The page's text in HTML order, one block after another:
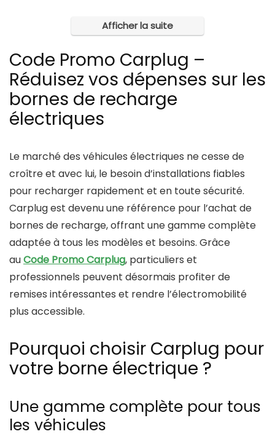
Afficher la suite
Code Promo Carplug –
Réduisez vos dépenses sur les
bornes de recharge
électriques
Le marché des véhicules électriques ne cesse de
croître et avec lui, le besoin d’installations fiables
pour recharger rapidement et en toute sécurité.
Carplug est devenu une référence pour l’achat de
bornes de recharge, offrant une gamme complète
adaptée à tous les modèles et besoins. Grâce
auCode Promo Carplug, particuliers et
professionnels peuvent désormais profiter de
remises intéressantes et rendre l’électromobilité
plus accessible.
Pourquoi choisir Carplug pour
votre borne électrique ?
Une gamme complète pour tous
les véhicules